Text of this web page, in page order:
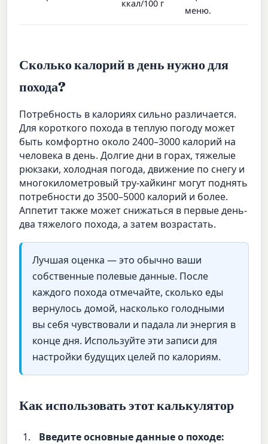
ккал/100 г
меню.
Сколько калорий в день нужно для
похода?
Потребность в калориях сильно различается.
Для короткого похода в теплую погоду может
быть комфортно около 2400–3000 калорий на
человека в день. Долгие дни в горах, тяжелые
рюкзаки, холодная погода, движение по снегу и
многокилометровый тру-хайкинг могут поднять
потребности до 3500–5000 калорий и более.
Аппетит также может снижаться в первые день-
два тяжелого похода, а затем возрастать.
Лучшая оценка — это обычно ваши
собственные полевые данные. После
каждого похода отмечайте, сколько еды
вернулось домой, насколько голодными
вы себя чувствовали и падала ли энергия в
конце дня. Используйте эти записи для
настройки будущих целей по калориям.
Как использовать этот калькулятор
Введите основные данные о походе: